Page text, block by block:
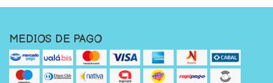
MEDIOS DE PAGO